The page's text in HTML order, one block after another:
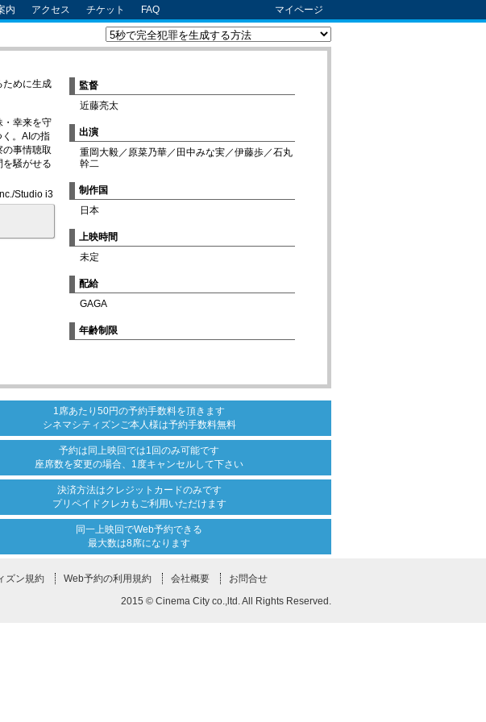
内 アクセス チケット FAQ マイページ
ために生成
・幸来を守
。AIの指
事情聴取
を騒がせる
Studio i3
監督
近藤亮太
出演
重岡大毅／原菜乃華／田中みな実／伊藤歩／石丸
幹二
制作国
日本
上映時間
未定
配給
GAGA
年齢制限
1席あたり50円の予約手数料を頂きます
シネマシティズンご本人様は予約手数料無料
予約は同上映回では1回のみ可能です
座席数を変更の場合、 1度キャンセルして下さい
決済方法はクレジットカードのみです
プリペイドクレカも ご利用いただけます
同一上映回でWeb予約できる
最大数は8席になります
ズン規約 Web予約の利用規約 会社概要
お問合せ
2015 © Cinema City co.,ltd. All Rights Reserved.